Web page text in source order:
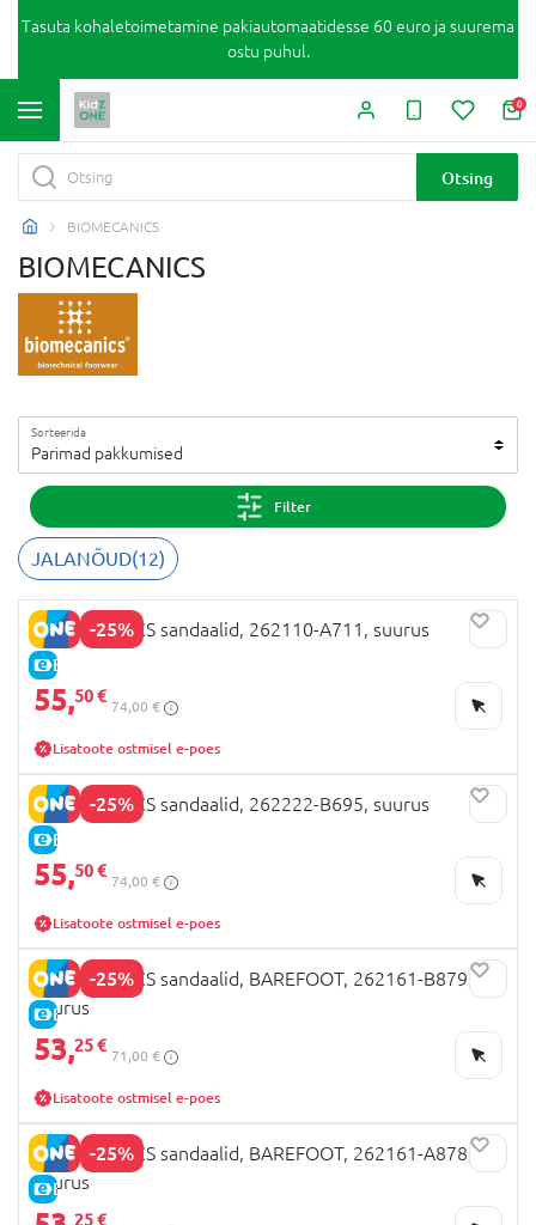
Tasuta kohaletoimetamine pakiautomaatidesse 60 euro ja suurema
ostu puhul.
0
Otsing
BIOMECANICS
BIOMECANICS
Sorteerida
Parimad pakkumised
Filter
JALANÕUD(12)
-25%
E-HIND
BIOMECANICS sandaalid, 262110-A711, suurus
55,50 €
74,00 €
Lisatoote ostmisel e-poes
-25%
E-HIND
BIOMECANICS sandaalid, 262222-B695, suurus
55,50 €
74,00 €
Lisatoote ostmisel e-poes
-25%
E-HIND
BIOMECANICS sandaalid, BAREFOOT, 262161-B879,
suurus
53,25 €
71,00 €
Lisatoote ostmisel e-poes
-25%
E-HIND
BIOMECANICS sandaalid, BAREFOOT, 262161-A878,
suurus
25 €